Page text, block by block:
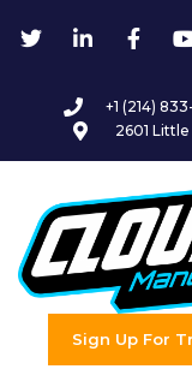
+1 (214)
2601
Sign Up For